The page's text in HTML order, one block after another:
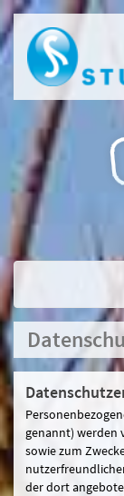
genannt) werden
sowie zum
der dort